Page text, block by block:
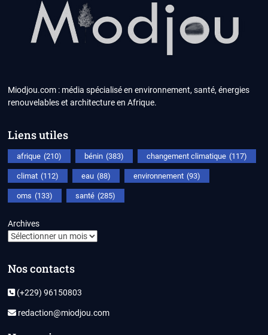
Miodjou.com : média spécialisé en environnement, santé, énergies
renouvelables et architecture en Afrique.
Liens utiles
afrique (210) bénin (383) changement climatique (117)
climat (112) eau (88) environnement (93)
oms (133) santé (285)
Archives
Nos contacts
(+229) 96150803
redaction@miodjou.com